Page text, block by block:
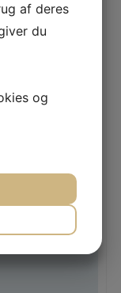
indenfor 1 uge
indenfor 1 uge
indenfor 1 uge
af deres
du
og